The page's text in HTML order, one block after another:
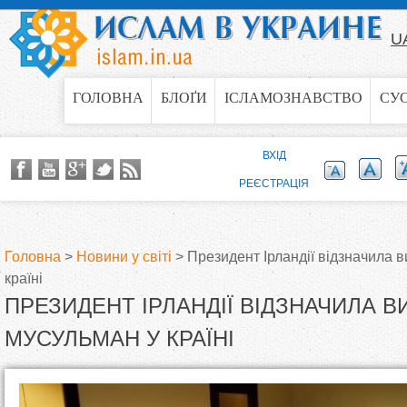
Jump to navigation
ГОЛОВНА БЛОҐИ ІСЛАМОЗНАВСТВО
В
и
є
Головна > Новини у світі > Президент Ірландії відзначила
країні
ПРЕЗИДЕНТ ІРЛАНДІЇ ВІДЗНАЧИЛА
МУСУЛЬМАН У КРАЇНІ
ВХІД
РЕЄСТРАЦІЯ